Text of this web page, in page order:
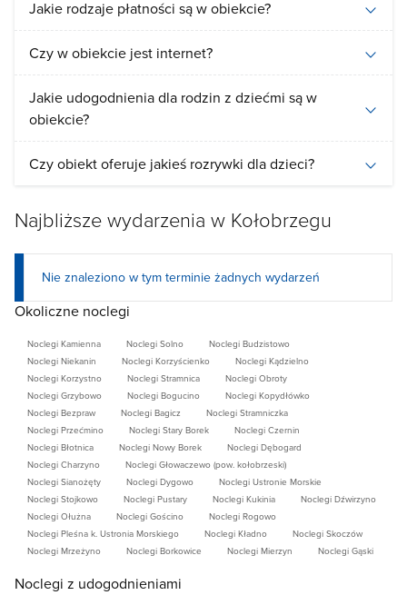
Jakie rodzaje płatności są w obiekcie?
Czy w obiekcie jest internet?
Jakie udogodnienia dla rodzin z dziećmi są w
obiekcie?
Czy obiekt oferuje jakieś rozrywki dla dzieci?
Najbliższe wydarzenia w Kołobrzegu
Nie znaleziono w tym terminie żadnych wydarzeń
Okoliczne noclegi
Noclegi Kamienna Noclegi Solno
Noclegi Budzistowo
Noclegi Niekanin
Noclegi Korzyścienko
Noclegi Kądzielno
Noclegi Korzystno
Noclegi Stramnica
Noclegi Obroty
Noclegi Grzybowo
Noclegi Bogucino
Noclegi Kopydłówko
Noclegi Bezpraw
Noclegi Bagicz
Noclegi Stramniczka
Noclegi Przećmino
Noclegi Stary Borek
Noclegi Czernin
Noclegi Błotnica
Noclegi Nowy Borek
Noclegi Dębogard
Noclegi Charzyno
Noclegi Głowaczewo (pow. kołobrzeski)
Noclegi Sianożęty
Noclegi Dygowo
Noclegi Ustronie Morskie
Noclegi Stojkowo
Noclegi Pustary Noclegi Kukinia
Noclegi Dźwirzyno
Noclegi Ołużna
Noclegi Gościno
Noclegi Rogowo
Noclegi Pleśna k. Ustronia Morskiego
Noclegi Kładno
Noclegi Skoczów
Noclegi Mrzeżyno
Noclegi Borkowice Noclegi Mierzyn Noclegi Gąski
Noclegi z udogodnieniami